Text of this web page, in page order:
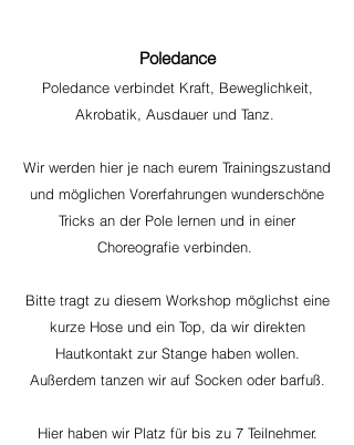
Poledance
Poledance verbindet Kraft, Beweglichkeit,
Akrobatik, Ausdauer und Tanz.
Wir werden hier je nach eurem Trainingszustand
und möglichen Vorerfahrungen wunderschöne
Tricks an der Pole lernen und in einer
Choreografie verbinden.
Bitte tragt zu diesem Workshop möglichst eine
kurze Hose und ein Top, da wir direkten
Hautkontakt zur Stange haben wollen.
Außerdem tanzen wir auf Socken oder barfuß.
Hier haben wir Platz für bis zu 7 Teilnehmer.